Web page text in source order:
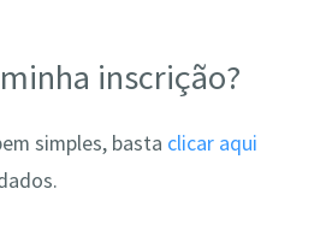
inscrição?
simples, basta clicar aqui